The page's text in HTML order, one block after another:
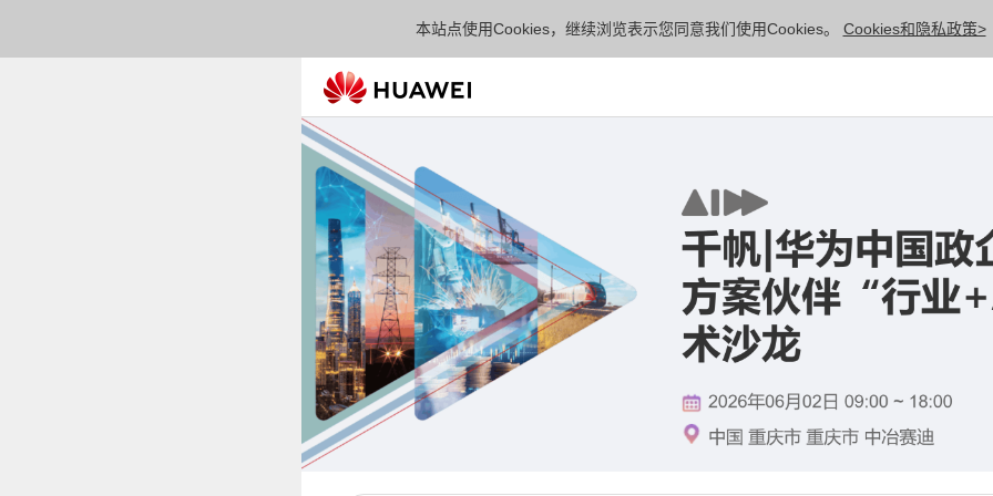
本站点使用Cookies，继续浏览表示您同意我们使用Cookies。 Cookies和隐私政策>